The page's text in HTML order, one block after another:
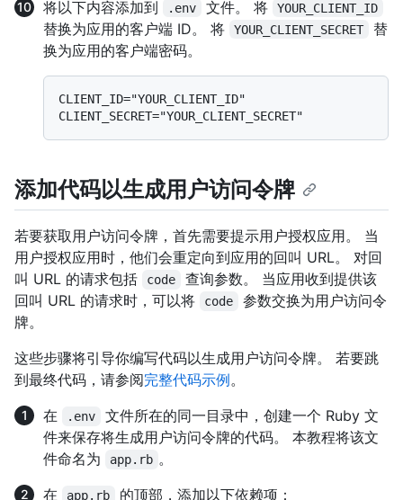
将以下内容添加到 .env 文件。 将 YOUR_CLIENT_ID
替换为应用的客户端 ID。 将 YOUR_CLIENT_SECRET
替
换为应用的客户端密码。
CLIENT_ID="YOUR_CLIENT_ID"
添加代码以生成用户访问令牌
若要获取用户访问令牌，首先需要提示用户授权应用。 当
用户授权应用时，他们会重定向到应用的回叫 URL。 对回
叫 URL 的请求包括
code
查询参数。 当应用收到提供该
回叫 URL 的请求时，可以将
code
参数交换为用户访问令
牌。
这些步骤将引导你编写代码以生成用户访问令牌。 若要跳
到最终代码，请参阅完整代码示例。
在
.env
文件所在的同一目录中，创建一个 Ruby 文
件来保存将生成用户访问令牌的代码。 本教程将该文
件命名为
app.rb 。
在
app.rb 的顶部，添加以下依赖项：